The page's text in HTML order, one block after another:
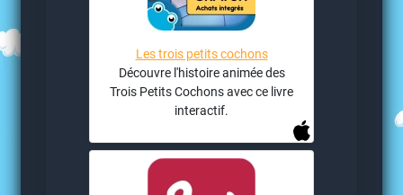
Les trois petits cochons
Découvre l'histoire animée des
Trois Petits Cochons avec ce livre
interactif.